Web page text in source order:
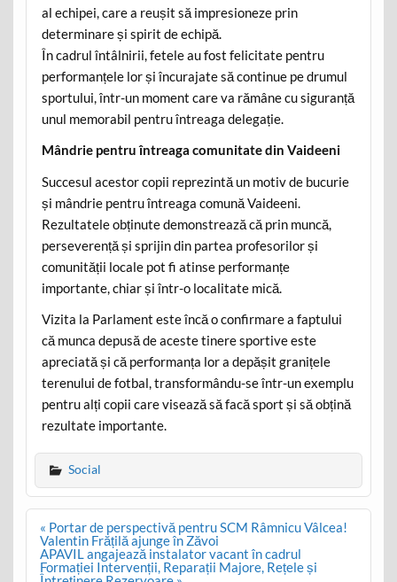
al echipei, care a reușit să impresioneze prin
determinare și spirit de echipă.
În cadrul întâlnirii, fetele au fost felicitate pentru
performanțele lor și încurajate să continue pe drumul
sportului, într-un moment care va rămâne cu siguranță
unul memorabil pentru întreaga delegație.
Mândrie pentru întreaga comunitate din Vaideeni
Succesul acestor copii reprezintă un motiv de bucurie
și mândrie pentru întreaga comună Vaideeni.
Rezultatele obținute demonstrează că prin muncă,
perseverență și sprijin din partea profesorilor și
comunității locale pot fi atinse performanțe
importante, chiar și într-o localitate mică.
Vizita la Parlament este încă o confirmare a faptului
că munca depusă de aceste tinere sportive este
apreciată și că performanța lor a depășit granițele
terenului de fotbal, transformându-se într-un exemplu
pentru alți copii care visează să facă sport și să obțină
rezultate importante.
Social
Post
navigation
« Portar de perspectivă pentru SCM Râmnicu Vâlcea!
Valentin Frățilă ajunge în Zăvoi
APAVIL angajează instalator vacant în cadrul
Formației Intervenții, Reparații Majore, Rețele și